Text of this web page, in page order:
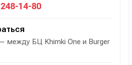
14-80
между БЦ Khimki One и Burger